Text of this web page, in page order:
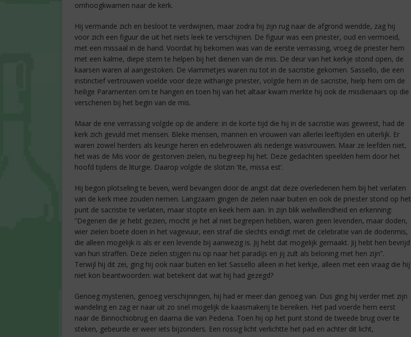
omhoogkwamen naar de kerk.
Hij vermande zich en besloot te verdwijnen, maar zodra hij zijn rug naar de afgrond wendde, zag hij
voor zich een figuur die uit het niets leek te verschijnen. De figuur was een priester, oud en vermoeid,
met een missaal in de hand. Voordat hij bekomen was van de eerste verrassing, vroeg de priester hem
met een kalme, diepe stem te helpen bij het dienen van de mis. De deur van het kerkje stond open, de
kaarsen waren al aangestoken. De vlammetjes waren nu tot in de sacristie gekomen. Sassello, die een
instinctief vertrouwen voelde voor deze witharige priester, volgde hem in de sacristie, hielp hem om de
heilige Paramenten om te hangen en toen hij van het altaar kwam merkte hij ook de misdienaars op die
verschenen bij het begin van de mis.
Maar de ene verrassing volgde op de andere: in de korte tijd die hij in de sacristie was geweest, had de
kerk zich gevuld met mensen. Bleke mensen, mannen en vrouwen van allerlei leeftijden en uiterlijk. Er
waren zowel herders als keurige heren en edelvrouwen als nederige wasvrouwen. Maar ze leefden niet,
het was de Mis voor de gestorven zielen, nu begreep hij het. Deze gedachten speelden hem door het
hoofd tijdens de liturgie. Daarop volgde de slotzin ‘Ite, missa est’.
Hij begon plotseling te beven, werd bevangen door de angst dat deze overledenen hem bij het verlaten
van de kerk mee zouden nemen. Langzaam gingen de zielen naar buiten en ook de priester stond op het
punt de sacristie te verlaten, maar stopte en keek hem aan. In zijn blik welwillendheid en erkenning:
”Degenen die je hebt gezien, mocht je het al niet begrepen hebben, waren geen levenden, maar doden,
wier zielen boete doen in het vagevuur, een straf die slechts eindigt met de celebratie van de dodenmis,
die alleen mogelijk is als er een levende bij aanwezig is. Jij hebt dat mogelijk gemaakt. Jij hebt hen bevrijd
van hun straffen. Deze zielen stijgen nu op naar het paradijs en jij zult als beloning met hen zijn”.
Terwijl hij dit zei, ging hij ook naar buiten en liet Sassello alleen in het kerkje, alleen met een vraag die hij
niet kon beantwoorden: wat betekent dat wat hij had gezegd?
Genoeg mysteriën, genoeg verschijningen, hij had er meer dan genoeg van. Dus ging hij verder met zijn
wandeling en zag er naar uit zo snel mogelijk de kaasmakerij te bereiken. Het pad voerde hem eerst
naar de Binnochiobrug en daarna die van Pedena. Toen hij op het punt stond de tweede brug over te
steken, gebeurde er weer iets bijzonders. Een rossig licht verlichtte het pad en achter dit licht,